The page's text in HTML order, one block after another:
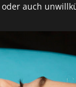
auch